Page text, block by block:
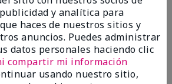
4.8
y analítica para
haces de nuestros sitios y
anuncios. Puedes administrar
datos personales haciendo clic
compartir mi información
usando nuestro sitio,